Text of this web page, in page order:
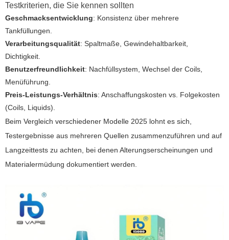
Testkriterien, die Sie kennen sollten
Geschmacksentwicklung: Konsistenz über mehrere
Tankfüllungen.
Verarbeitungsqualität: Spaltmaße, Gewindehaltbarkeit,
Dichtigkeit.
Benutzerfreundlichkeit: Nachfüllsystem, Wechsel der Coils,
Menüführung.
Preis-Leistungs-Verhältnis: Anschaffungskosten vs. Folgekosten
(Coils, Liquids).
Beim Vergleich verschiedener Modelle 2025 lohnt es sich,
Testergebnisse aus mehreren Quellen zusammenzuführen und auf
Langzeittests zu achten, bei denen Alterungserscheinungen und
Materialermüdung dokumentiert werden.